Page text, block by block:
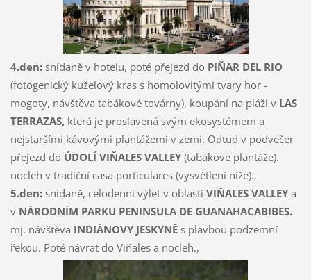
4.den:snídaně v hotelu, poté přejezd do PIŇAR DEL RIO
(fotogenický kuželový kras s homolovitými tvary hor -
mogoty, návštěva tabákové továrny), koupání na pláži vLAS
TERRAZAS,která je proslavená svým ekosystémem a
nejstaršími kávovými plantážemi v zemi. Odtud v podvečer
přejezd do ÚDOLÍ VIŇALES VALLEY (tabákové plantáže).
nocleh v tradiční casa porticulares (vysvětlení níže).,
5.den:snídaně, celodenní výlet v oblasti VIŇALES VALLEYa
v NÁRODNÍM PARKU PENINSULA DE GUANAHACABIBES.
mj. návštěva INDIÁNOVY JESKYNĚ s plavbou podzemní
řekou. Poté návrat do Viňales a nocleh.,